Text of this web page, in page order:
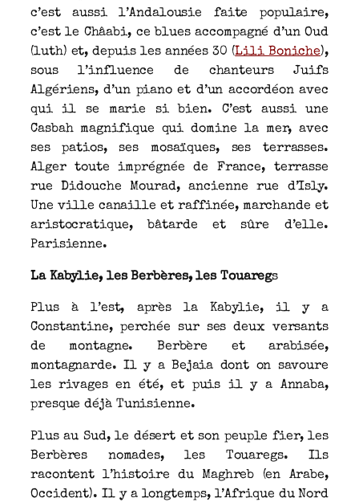
c’est aussi l’Andalousie faite populaire,
c’est le Châabi, ce blues accompagné d’un Oud
(luth) et, depuis les années 30 (Lili Boniche),
sous l’influence de chanteurs Juifs
Algériens, d’un piano et d’un accordéon avec
qui il se marie si bien. C’est aussi une
Casbah magnifique qui domine la mer, avec
ses patios, ses mosaïques, ses terrasses.
Alger toute imprégnée de France, terrasse
rue Didouche Mourad, ancienne rue d’Isly.
Une ville canaille et raffinée, marchande et
aristocratique, bâtarde et sûre d’elle.
Parisienne.
La Kabylie, les Berbères, les Touaregs
Plus à l’est, après la Kabylie, il y a
Constantine, perchée sur ses deux versants
de montagne. Berbère et arabisée,
montagnarde. Il y a Bejaia dont on savoure
les rivages en été, et puis il y a Annaba,
presque déjà Tunisienne.
Plus au Sud, le désert et son peuple fier, les
Berbères nomades, les Touaregs. Ils
racontent l’histoire du Maghreb (en Arabe,
Occident). Il y a longtemps, l’Afrique du Nord